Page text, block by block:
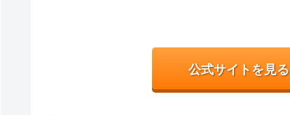
公式サイトを見る